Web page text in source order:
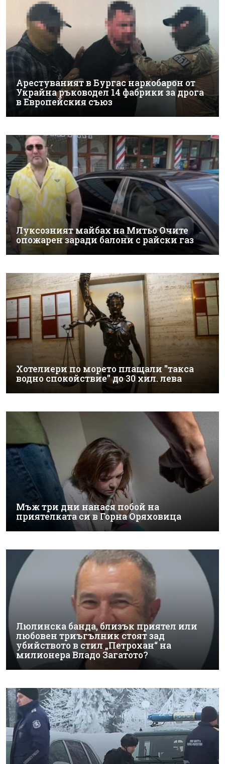
Арестуваният в Бургас наркобарон от
Украйна ръководел 14 фабрики за дрога
в Европейския съюз
Луксозният майбах на Митьо Очите
опожарен заради балони с райски газ
Хотелиери по морето плащали "такса
водно спокойствие" до 30 хил. лева
Мъж три дни нанася побой на
приятелката си в Горна Оряховица
Люлинска банда, близък приятел или
любовен триъгълник стоят зад
убийството в стил „Петрохан“ на
милионера Владо Загатото?